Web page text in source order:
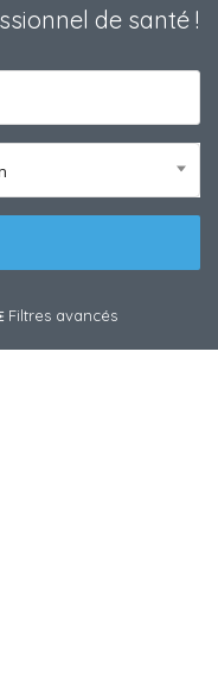
de santé!
Filtres avancés